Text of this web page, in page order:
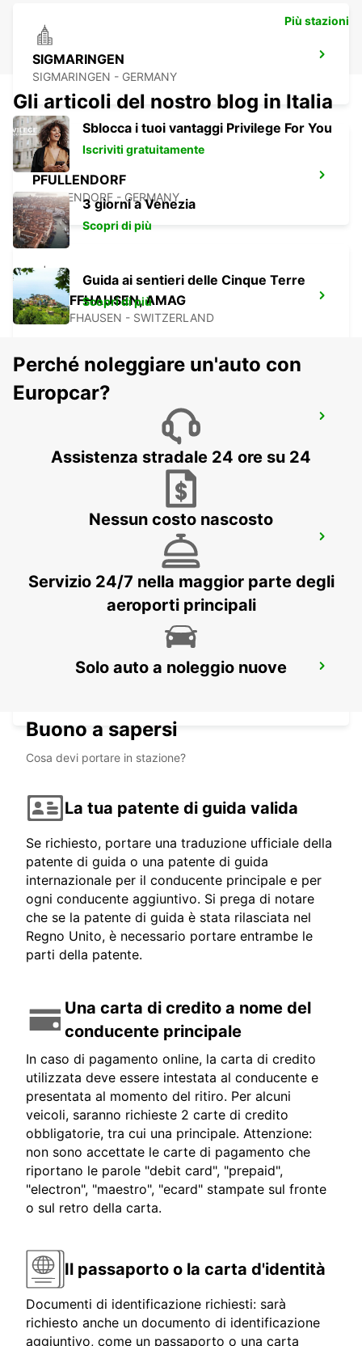
SIGMARINGEN
SIGMARINGEN - GERMANY
PFULLENDORF
PFULLENDORF - GERMANY
SCHAFFHAUSEN, AMAG
SCHAFFHAUSEN - SWITZERLAND
UEBERLINGEN - GERMANY
TAEGERWILEN,EGLOFF SOCCORSO
Più stazioni
Gli articoli del nostro blog in Italia
Sblocca i tuoi vantaggi Privilege For You
Iscriviti gratuitamente
3 giorni a Venezia
Scopri di più
Guida ai sentieri delle Cinque Terre
Scopri di più
Perché noleggiare un'auto con
Europcar?
Assistenza stradale 24 ore su 24
Nessun costo nascosto
Servizio 24/7 nella maggior parte degli
aeroporti principali
Solo auto a noleggio nuove
Buono a sapersi
Cosa devi portare in stazione?
La tua patente di guida valida
Se richiesto, portare una traduzione ufficiale della
patente di guida o una patente di guida
internazionale per il conducente principale e per
ogni conducente aggiuntivo. Si prega di notare
che se la patente di guida è stata rilasciata nel
Regno Unito, è necessario portare entrambe le
parti della patente.
Una carta di credito a nome del
conducente principale
In caso di pagamento online, la carta di credito
utilizzata deve essere intestata al conducente e
presentata al momento del ritiro. Per alcuni
veicoli, saranno richieste 2 carte di credito
obbligatorie, tra cui una principale. Attenzione:
non sono accettate le carte di pagamento che
riportano le parole "debit card", "prepaid",
"electron", "maestro", "ecard" stampate sul fronte
o sul retro della carta.
Il passaporto o la carta d'identità
Documenti di identificazione richiesti: sarà
richiesto anche un documento di identificazione
aggiuntivo, come un passaporto o una carta